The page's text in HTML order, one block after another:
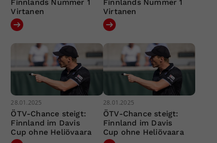
Finnlands Nummer 1
Virtanen
Finnlands Nummer 1
Virtanen
28.01.2025
ÖTV-Chance steigt:
Finnland im Davis
Cup ohne Heliövaara
28.01.2025
ÖTV-Chance steigt:
Finnland im Davis
Cup ohne Heliövaara